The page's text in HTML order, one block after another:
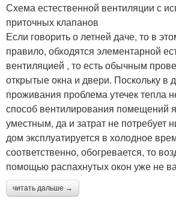
Схема естественной вентиляции с
приточных клапанов
Если говорить о летней даче, то в
правило, обходятся элементарной
вентиляцией , то есть обычным
открытые окна и двери. Поскольку в
проживания проблема утечек тепла
способ вентилирования помещений
уместным, да и затрат не потребует
дом эксплуатируется в холодное
соответственно, обогревается, то
помощью распахнутых окон уже не
читать дальше →